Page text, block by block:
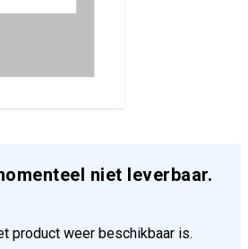
niet leverbaar.
product weer beschikbaar is.